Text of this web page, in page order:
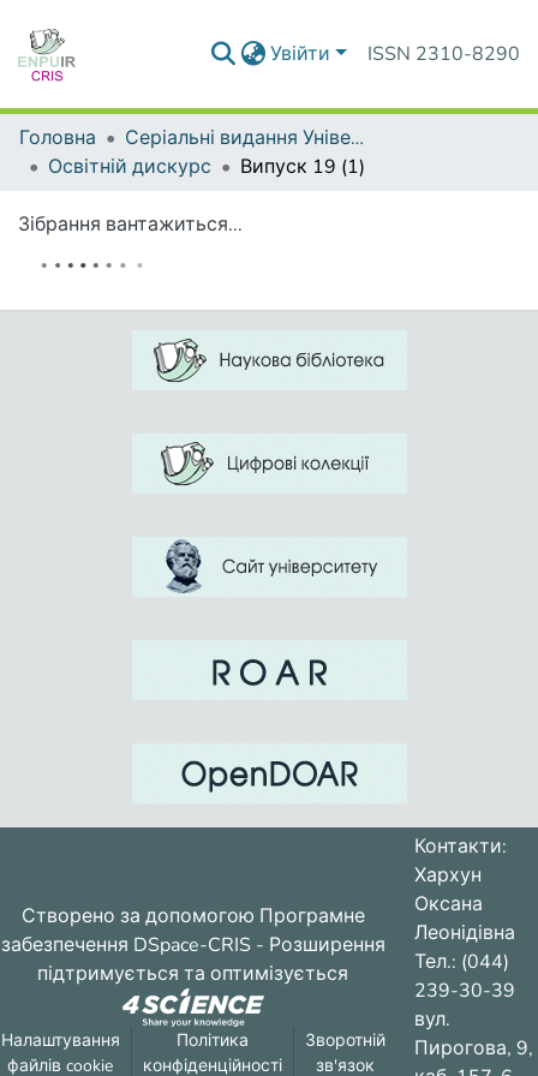
Увійти ISSN 2310-8290
Головна
Серіальні видання Університету
Освітній дискурс
Випуск 19 (1)
Зібрання вантажиться...
Створено за допомогою Програмне
забезпечення DSpace-CRIS - Розширення
підтримується та оптимізується
Налаштування
файлів cookie
Політика
конфіденційності
Зворотній
зв'язок
Контакти:
Хархун
Оксана
Леонідівна
Тел.: (044)
239-30-39
вул.
Пирогова, 9,